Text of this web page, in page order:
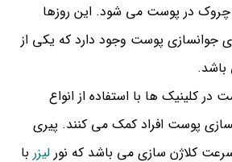
در پوست می شود. این روزها
جوانسازی پوست وجود دارد که یکی از
کلینیک ها با استفاده از انواع
پوست افراد کمک می کنند. پیری
کلاژن سازی می باشد که نور لیزر با